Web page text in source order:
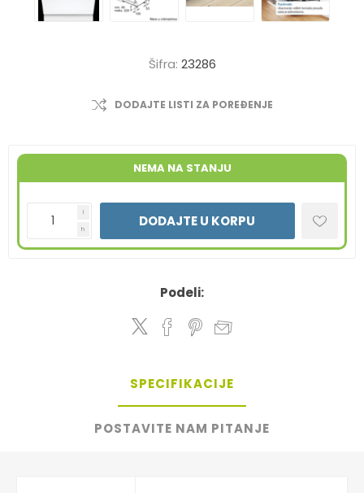
Šifra: 23286
DODAJTE LISTI ZA POREĐENJE
NEMA NA STANJU
i
h DODAJTE U KORPU
Podeli:
SPECIFIKACIJE
POSTAVITE NAM PITANJE